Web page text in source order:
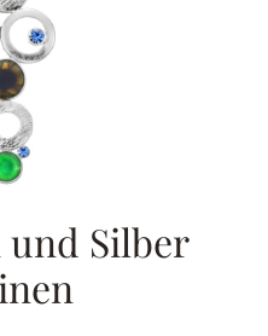
Silber